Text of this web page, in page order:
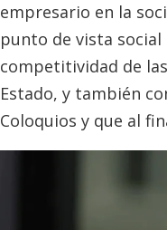
empresario en la
punto de vista
competitividad de
Estado, y también
Coloquios y que al